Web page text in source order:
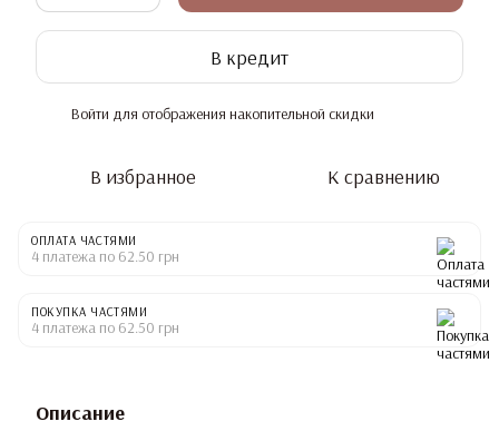
В кредит
Войти для отображения накопительной скидки
В избранное К сравнению
ОПЛАТА ЧАСТЯМИ
4 платежа по 62.50 грн
ПОКУПКА ЧАСТЯМИ
4 платежа по 62.50 грн
Описание